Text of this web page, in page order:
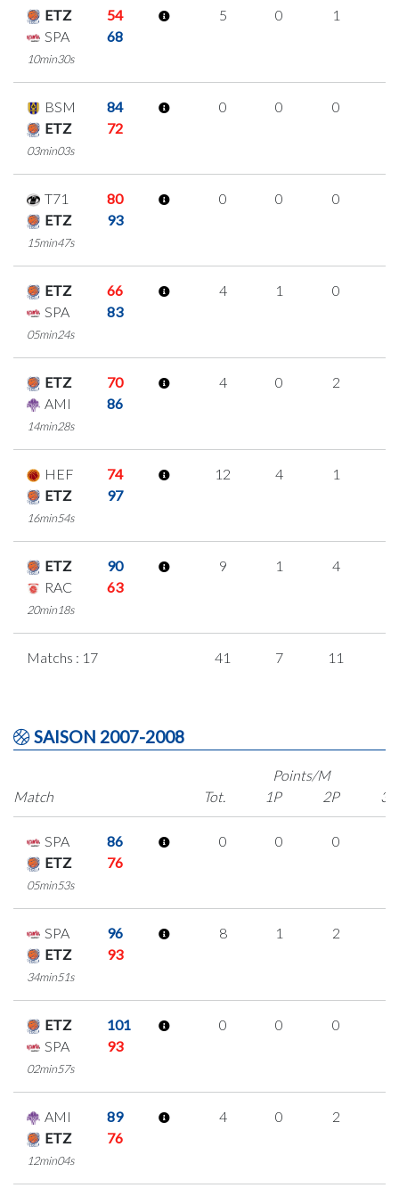
ETZ
54
SPA
68
10min30s
5 0 1
BSM
84
ETZ
72
03min03s
0 0 0
T71
80
ETZ
93
15min47s
0 0 0
ETZ
66
SPA
83
05min24s
4 1 0
ETZ
70
AMI
86
14min28s
4 0 2
HEF
74
ETZ
97
16min54s
12 4 1
ETZ
90
RAC
63
20min18s
9 1 4
Matchs : 17 41 7 11
SAISON 2007-2008
Match
Points/M
Tot.
1P 2P 3P
SPA
86
ETZ
76
05min53s
0 0 0
SPA
96
ETZ
93
34min51s
8 1 2
ETZ
101
SPA
93
02min57s
0 0 0
AMI
89
ETZ
76
12min04s
4 0 2